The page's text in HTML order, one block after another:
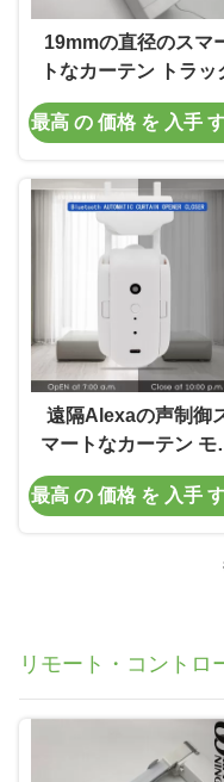
19mmの直径のスマ
トなカーテン トラッ
最高 の 価格 を 入手
遠隔Alexaの声制御
マートなカーテン モ
ター ロボットが付い
いるメラミン カーテ
最高 の 価格 を 入手
リモート・コントロ
トラック